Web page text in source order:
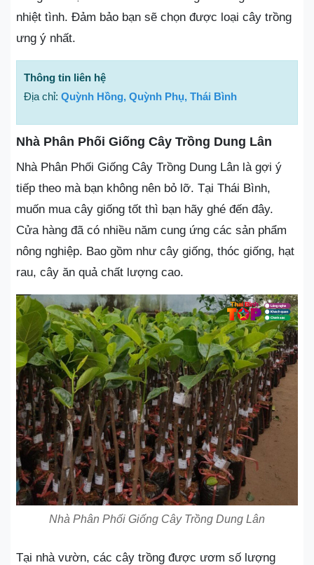
nhiệt tình. Đảm bảo bạn sẽ chọn được loại cây trồng
ưng ý nhất.
Thông tin liên hệ
Địa chỉ: Quỳnh Hồng, Quỳnh Phụ, Thái Bình
Nhà Phân Phối Giống Cây Trồng Dung Lân
Nhà Phân Phối Giống Cây Trồng Dung Lân là gợi ý
tiếp theo mà bạn không nên bỏ lỡ. Tại Thái Bình,
muốn mua cây giống tốt thì bạn hãy ghé đến đây.
Cửa hàng đã có nhiều năm cung ứng các sản phẩm
nông nghiệp. Bao gồm như cây giống, thóc giống, hạt
rau, cây ăn quả chất lượng cao.
Nhà Phân Phối Giống Cây Trồng Dung Lân
Tại nhà vườn, các cây trồng được ươm số lượng